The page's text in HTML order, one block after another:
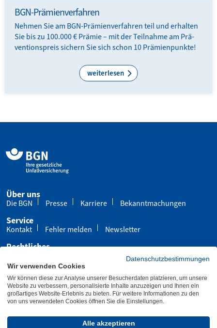
BGN-Prämienverfahren
Nehmen Sie am BGN-Prämien­verfahren teil und erhalten
Sie bis zu 100.000 € Prämie – mit der Teilnahme am Prä­
ventions­preis sichern Sie sich schon 10 Prämienpunkte!
weiterlesen
Über uns
Die BGN Presse Karriere Bekanntmachungen
Service
Kontakt Fehler melden Newsletter
Rechtliches
Cookies
Barrierefreiheit
Übersicht Leichte Sprache Gebärdensprache
Letzte Aktualisierung 04.08.2026
Datenschutzbestimmungen
Wir verwenden Cookies
Wir können diese zur Analyse unserer Besucherdaten platzieren, um unsere
Website zu verbessern, personalisierte Inhalte anzuzeigen und Ihnen ein
großartiges Website-Erlebnis zu bieten. Für weitere Informationen zu den
von uns verwendeten Cookies öffnen Sie die Einstellungen.
Alle akzeptieren